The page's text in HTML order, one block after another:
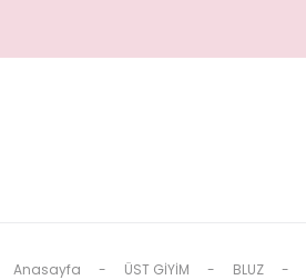
Anasayfa ÜST GİYİM BLUZ